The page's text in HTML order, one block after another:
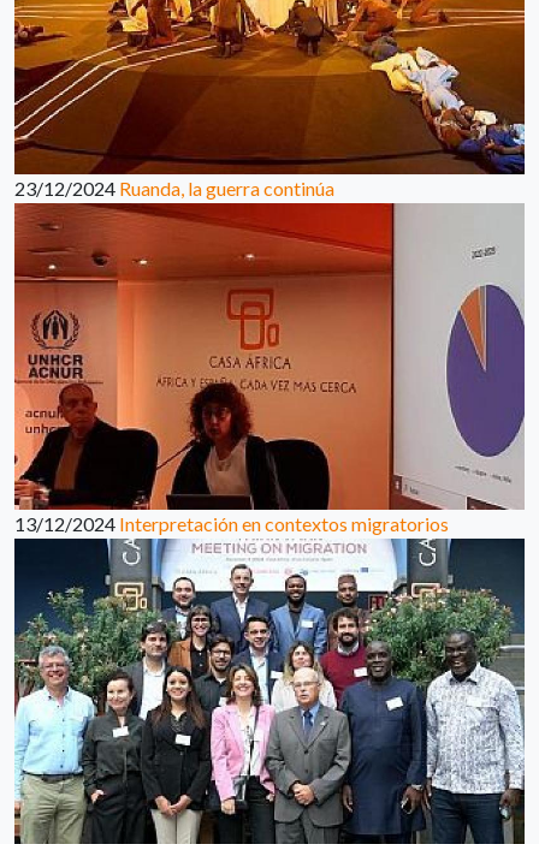
23/12/2024 Ruanda, la guerra continúa
13/12/2024 Interpretación en contextos migratorios